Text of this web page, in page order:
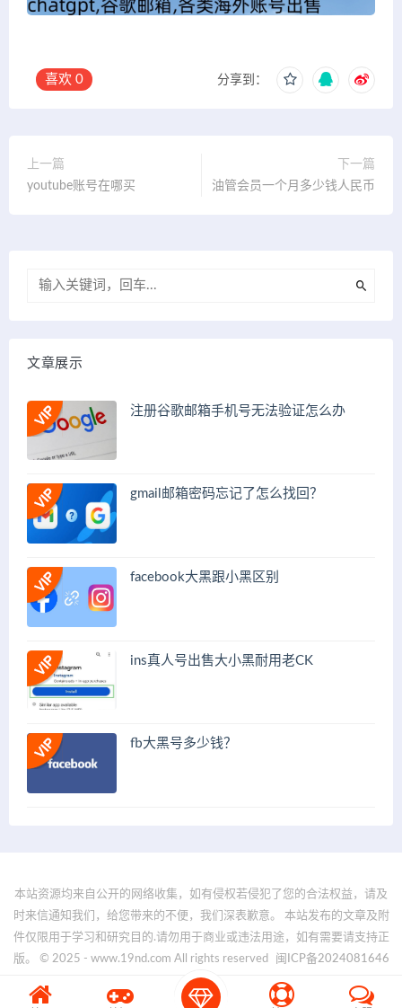
喜欢 0 分享到：
上一篇
youtube账号在哪买
下一篇
油管会员一个月多少钱人民币
文章展示
注册谷歌邮箱手机号无法验证怎么办
gmail邮箱密码忘记了怎么找回？
facebook大黑跟小黑区别
ins真人号出售大小黑耐用老CK
fb大黑号多少钱？
本站资源均来自公开的网络收集，如有侵权若侵犯了您的合法权益，请及
时来信通知我们，给您带来的不便，我们深表歉意。 本站发布的文章及附
件仅限用于学习和研究目的.请勿用于商业或违法用途，如有需要请支持正
版。 © 2025 - www.19nd.com All rights reserved
闽ICP备2024081646
号-1